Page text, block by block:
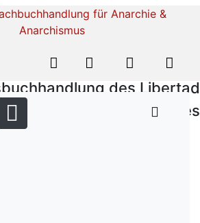
des Libertad
Verlages